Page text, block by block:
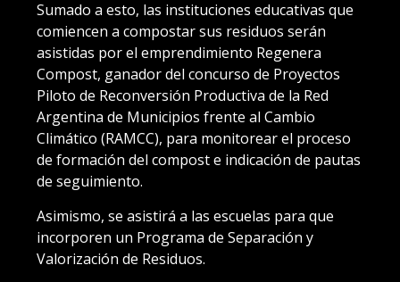
Sumado a esto, las instituciones educativas que
comiencen a compostar sus residuos serán
asistidas por el emprendimiento Regenera
Compost, ganador del concurso de Proyectos
Piloto de Reconversión Productiva de la Red
Argentina de Municipios frente al Cambio
Climático (RAMCC), para monitorear el proceso
de formación del compost e indicación de pautas
de seguimiento.
Asimismo, se asistirá a las escuelas para que
incorporen un Programa de Separación y
Valorización de Residuos.